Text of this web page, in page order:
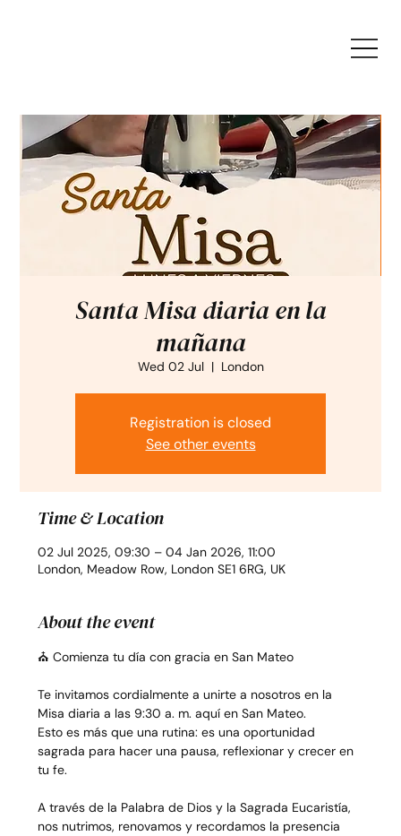
Santa Misa diaria en la
mañana
Wed 02 Jul
  |
London
Registration is closed
See other events
Time & Location
02 Jul 2025, 09:30 – 04 Jan 2026, 11:00
London, Meadow Row, London SE1 6RG, UK
About the event
⛪ Comienza tu día con gracia en San Mateo
Te invitamos cordialmente a unirte a nosotros en la
Misa diaria a las 9:30 a. m. aquí en San Mateo.
Esto es más que una rutina: es una oportunidad
sagrada para hacer una pausa, reflexionar y crecer en
tu fe.
A través de la Palabra de Dios y la Sagrada Eucaristía,
nos nutrimos, renovamos y recordamos la presencia